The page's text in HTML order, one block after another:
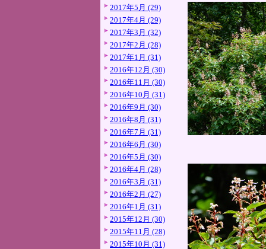
2017年5月 (29)
2017年4月 (29)
2017年3月 (32)
2017年2月 (28)
2017年1月 (31)
2016年12月 (30)
2016年11月 (30)
2016年10月 (31)
2016年9月 (30)
2016年8月 (31)
2016年7月 (31)
2016年6月 (30)
2016年5月 (30)
2016年4月 (28)
2016年3月 (31)
2016年2月 (27)
2016年1月 (31)
2015年12月 (30)
2015年11月 (28)
2015年10月 (31)